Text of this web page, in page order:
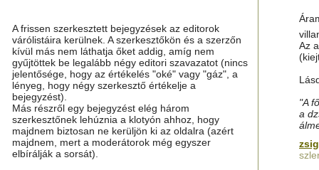
A frissen szerkesztett bejegyzések az editorok
várólistáira kerülnek. A szerkesztőkön és a szerzőn
kívül más nem láthatja őket addig, amíg nem
gyűjtöttek be legalább négy editori szavazatot (nincs
jelentősége, hogy az értékelés "oké" vagy "gáz", a
lényeg, hogy négy szerkesztő értékelje a
bejegyzést).
Más részről egy bejegyzést elég három
szerkesztőnek lehúznia a klotyón ahhoz, hogy
majdnem biztosan ne kerüljön ki az oldalra (azért
majdnem, mert a moderátorok még egyszer
elbírálják a sorsát).
Az
"A
a